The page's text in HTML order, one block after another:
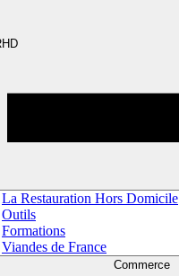
La Restauration Hors Domicile
Outils
Formations
Viandes de France
Commerce